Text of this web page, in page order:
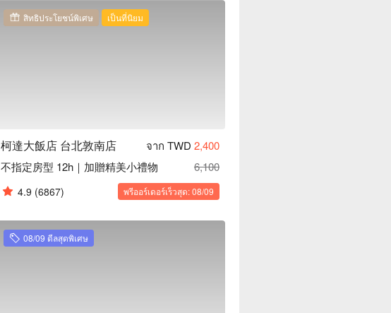
สิทธิประโยชน์พิเศษ เป็นที่นิยม
柯達大飯店 台北敦南店 จาก TWD 2,400
不指定房型 12h｜加贈精美小禮物
6,100
4.9 (6867) พรีออร์เดอร์เร็วสุด: 08/09
08/09 ดีลสุดพิเศษ